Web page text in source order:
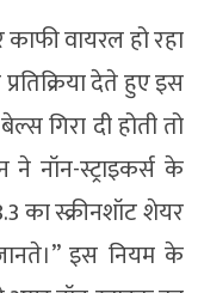
वायरल हो रहा
देते हुए इस
गिरा दी होती तो
ने नॉन-स्ट्राइकर्स के
का स्क्रीनशॉट शेयर
इस नियम के